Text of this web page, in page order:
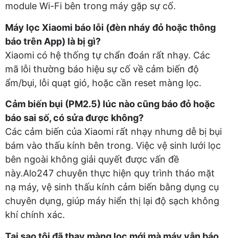
module Wi-Fi bên trong máy gặp sự cố.
Máy lọc Xiaomi báo lỗi (đèn nháy đỏ hoặc thông
báo trên App) là bị gì?
Xiaomi có hệ thống tự chẩn đoán rất nhạy. Các
mã lỗi thường báo hiệu sự cố về cảm biến độ
ẩm/bụi, lỗi quạt gió, hoặc cần reset màng lọc.
Cảm biến bụi (PM2.5) lúc nào cũng báo đỏ hoặc
báo sai số, có sửa được không?
Các cảm biến của Xiaomi rất nhạy nhưng dễ bị bụi
bám vào thấu kính bên trong. Việc vệ sinh lưới lọc
bên ngoài không giải quyết được vấn đề
này.Alo247 chuyên thực hiện quy trình tháo mặt
nạ máy, vệ sinh thấu kính cảm biến bằng dụng cụ
chuyên dụng, giúp máy hiển thị lại độ sạch không
khí chính xác.